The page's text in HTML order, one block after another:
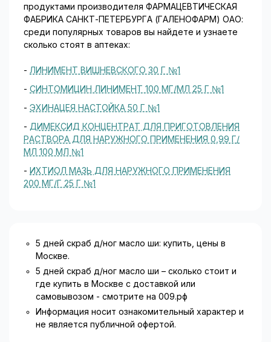
продуктами производителя ФАРМАЦЕВТИЧЕСКАЯ
ФАБРИКА САНКТ-ПЕТЕРБУРГА (ГАЛЕНОФАРМ) ОАО:
среди популярных товаров вы найдете и узнаете
сколько стоят в аптеках:
- ЛИНИМЕНТ ВИШНЕВСКОГО 30 Г №1
- СИНТОМИЦИН ЛИНИМЕНТ 100 МГ/МЛ 25 Г №1
- ЭХИНАЦЕЯ НАСТОЙКА 50 Г №1
- ДИМЕКСИД КОНЦЕНТРАТ ДЛЯ ПРИГОТОВЛЕНИЯ
РАСТВОРА ДЛЯ НАРУЖНОГО ПРИМЕНЕНИЯ 0,99 Г/
МЛ 100 МЛ №1
- ИХТИОЛ МАЗЬ ДЛЯ НАРУЖНОГО ПРИМЕНЕНИЯ
200 МГ/Г 25 Г №1
5 дней скраб д/ног масло ши: купить, цены в
Москве.
5 дней скраб д/ног масло ши – сколько стоит и
где купить в Москве с доставкой или
самовывозом - смотрите на 009.рф
Информация носит ознакомительный характер и
не является публичной офертой.